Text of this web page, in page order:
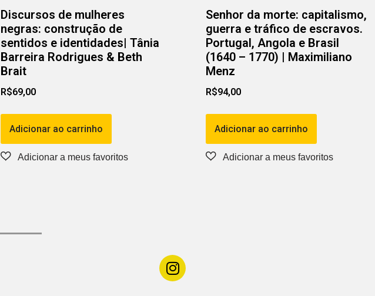
Discursos de mulheres
negras: construção de
sentidos e identidades| Tânia
Barreira Rodrigues & Beth
Brait
R$69,00
Adicionar ao carrinho
Senhor da morte: capitalismo,
guerra e tráfico de escravos.
Portugal, Angola e Brasil
(1640 – 1770) | Maximiliano
Menz
R$94,00
Adicionar ao carrinho